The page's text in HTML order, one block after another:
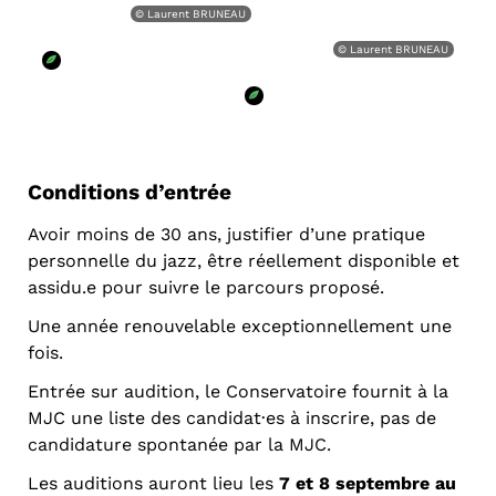
© Laurent BRUNEAU
© Laurent BRUNEAU
Conditions d’entrée
Avoir moins de 30 ans, justifier d’une pratique
personnelle du jazz, être réellement disponible et
assidu.e pour suivre le parcours proposé.
Une année renouvelable exceptionnellement une
fois.
Entrée sur audition, le Conservatoire fournit à la
MJC une liste des candidat·es à inscrire, pas de
candidature spontanée par la MJC.
Les auditions auront lieu les 7 et 8 septembre au